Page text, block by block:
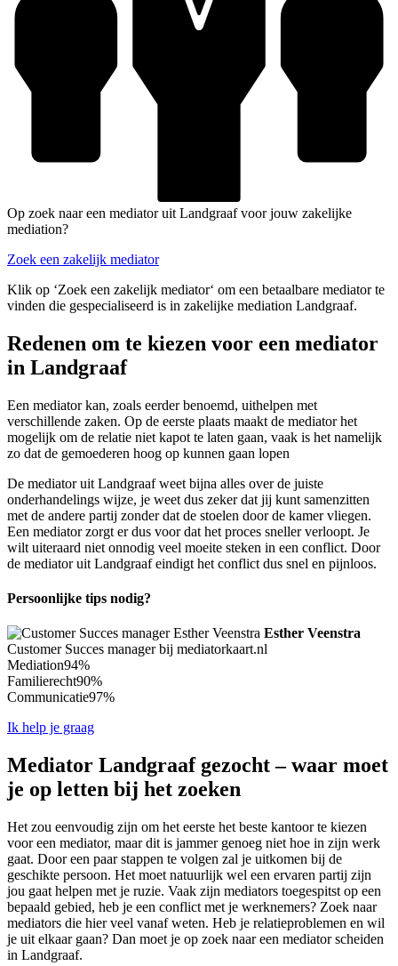
Op zoek naar een mediator uit Landgraaf voor jouw zakelijke
mediation?
Zoek een zakelijk mediator
Klik op ‘Zoek een zakelijk mediator‘ om een betaalbare mediator te
vinden die gespecialiseerd is in zakelijke mediation Landgraaf.
Redenen om te kiezen voor een mediator
in Landgraaf
Een mediator kan, zoals eerder benoemd, uithelpen met
verschillende zaken. Op de eerste plaats maakt de mediator het
mogelijk om de relatie niet kapot te laten gaan, vaak is het namelijk
zo dat de gemoederen hoog op kunnen gaan lopen
De mediator uit Landgraaf weet bijna alles over de juiste
onderhandelings wijze, je weet dus zeker dat jij kunt samenzitten
met de andere partij zonder dat de stoelen door de kamer vliegen.
Een mediator zorgt er dus voor dat het proces sneller verloopt. Je
wilt uiteraard niet onnodig veel moeite steken in een conflict. Door
de mediator uit Landgraaf eindigt het conflict dus snel en pijnloos.
Persoonlijke tips nodig?
Esther Veenstra
Customer Succes manager bij mediatorkaart.nl
Mediation94%
Familierecht90%
Communicatie97%
Ik help je graag
Mediator Landgraaf gezocht – waar moet
je op letten bij het zoeken
Het zou eenvoudig zijn om het eerste het beste kantoor te kiezen
voor een mediator, maar dit is jammer genoeg niet hoe in zijn werk
gaat. Door een paar stappen te volgen zal je uitkomen bij de
geschikte persoon. Het moet natuurlijk wel een ervaren partij zijn
jou gaat helpen met je ruzie. Vaak zijn mediators toegespitst op een
bepaald gebied, heb je een conflict met je werknemers? Zoek naar
mediators die hier veel vanaf weten. Heb je relatieproblemen en wil
je uit elkaar gaan? Dan moet je op zoek naar een mediator scheiden
in Landgraaf.